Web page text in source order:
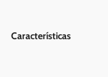
Características